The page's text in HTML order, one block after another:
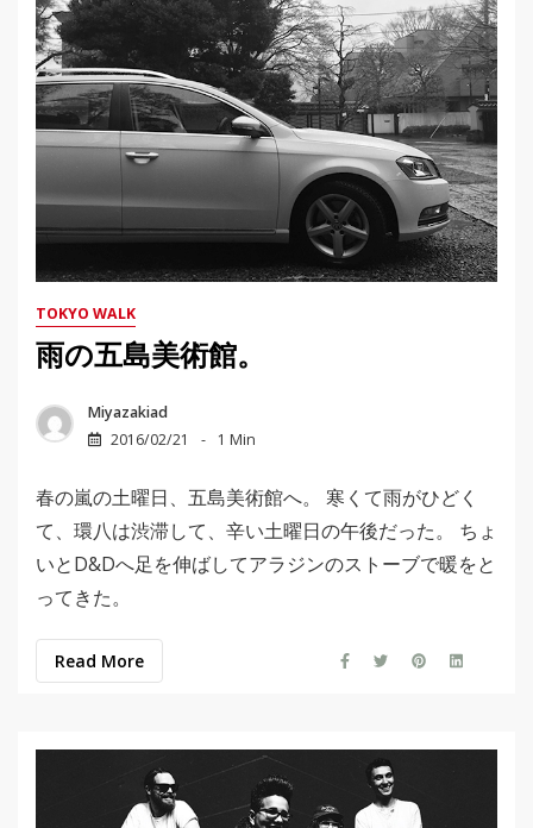
TOKYO WALK
雨の五島美術館。
Miyazakiad
2016/02/21
1 Min
春の嵐の土曜日、五島美術館へ。 寒くて雨がひどく
て、環八は渋滞して、辛い土曜日の午後だった。 ちょ
いとD&Dへ足を伸ばしてアラジンのストーブで暖をと
ってきた。
Read More